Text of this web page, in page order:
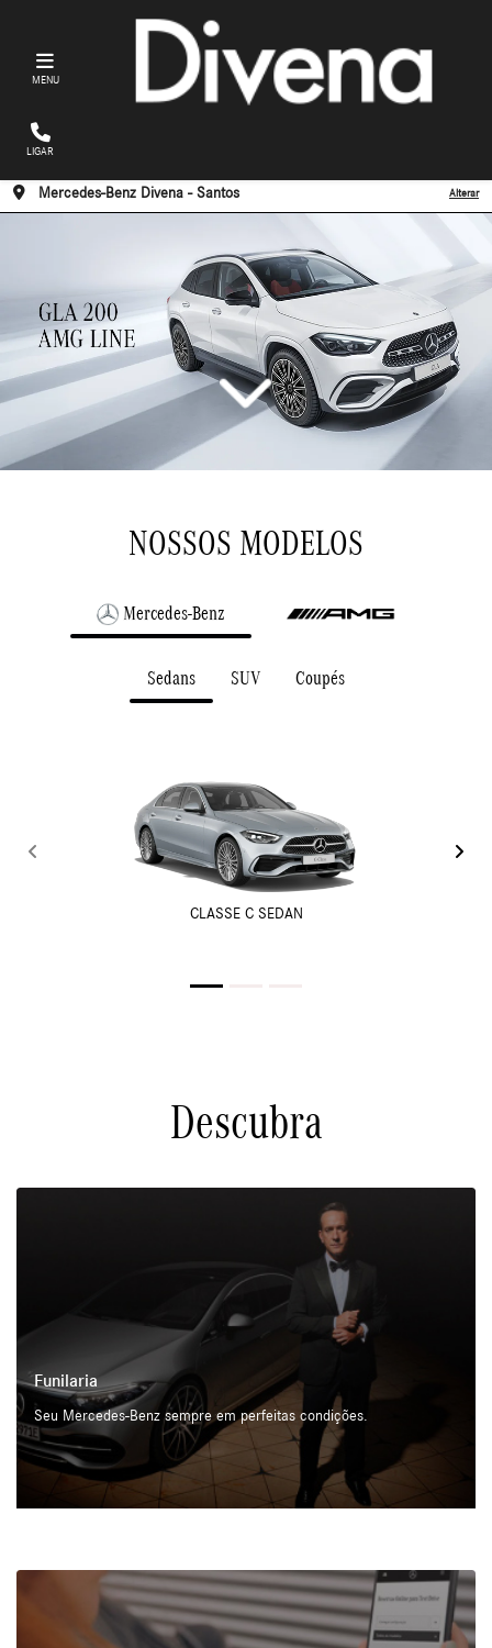
MENU
LIGAR
Mercedes-Benz Divena - Santos Alterar
NOSSOS MODELOS
Mercedes-Benz
Sedans SUV Coupés
EQE SEDAN
Descubra
Funilaria
Seu Mercedes-Benz sempre em perfeitas condições.